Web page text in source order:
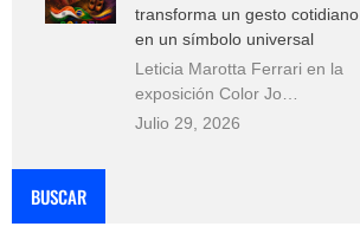
transforma un gesto cotidiano
en un símbolo universal
Leticia Marotta Ferrari en la
exposición Color Jo…
Julio 29, 2026
BUSCAR